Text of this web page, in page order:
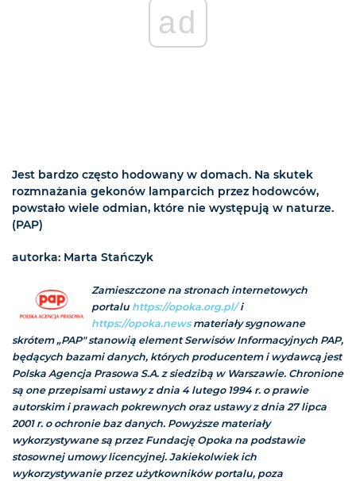
ad
Jest bardzo często hodowany w domach. Na skutek
rozmnażania gekonów lamparcich przez hodowców,
powstało wiele odmian, które nie występują w naturze.
(PAP)
autorka: Marta Stańczyk
Zamieszczone na stronach internetowych
portalu https://opoka.org.pl/i
https://opoka.newsmateriały sygnowane
skrótem „PAP" stanowią element Serwisów Informacyjnych PAP,
będących bazami danych, których producentem i wydawcą jest
Polska Agencja Prasowa S.A. z siedzibą w Warszawie. Chronione
są one przepisami ustawy z dnia 4 lutego 1994 r. o prawie
autorskim i prawach pokrewnych oraz ustawy z dnia 27 lipca
2001 r. o ochronie baz danych. Powyższe materiały
wykorzystywane są przez Fundację Opoka na podstawie
stosownej umowy licencyjnej. Jakiekolwiek ich
wykorzystywanie przez użytkowników portalu, poza